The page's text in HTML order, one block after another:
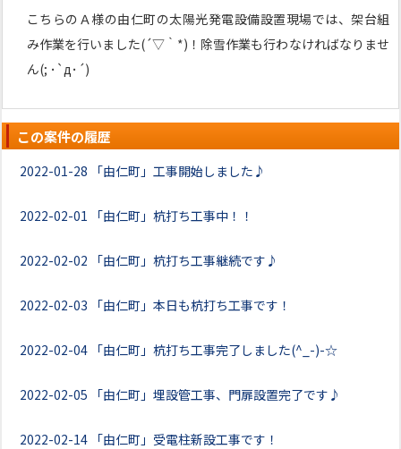
こちらのＡ様の由仁町の太陽光発電設備設置現場では、架台組
み作業を行いました(´▽｀*)！除雪作業も行わなければなりませ
ん(; ･`д･´)
この案件の履歴
2022-01-28 「由仁町」工事開始しました♪
2022-02-01 「由仁町」杭打ち工事中！！
2022-02-02 「由仁町」杭打ち工事継続です♪
2022-02-03 「由仁町」本日も杭打ち工事です！
2022-02-04 「由仁町」杭打ち工事完了しました(^_-)-☆
2022-02-05 「由仁町」埋設管工事、門扉設置完了です♪
2022-02-14 「由仁町」受電柱新設工事です！